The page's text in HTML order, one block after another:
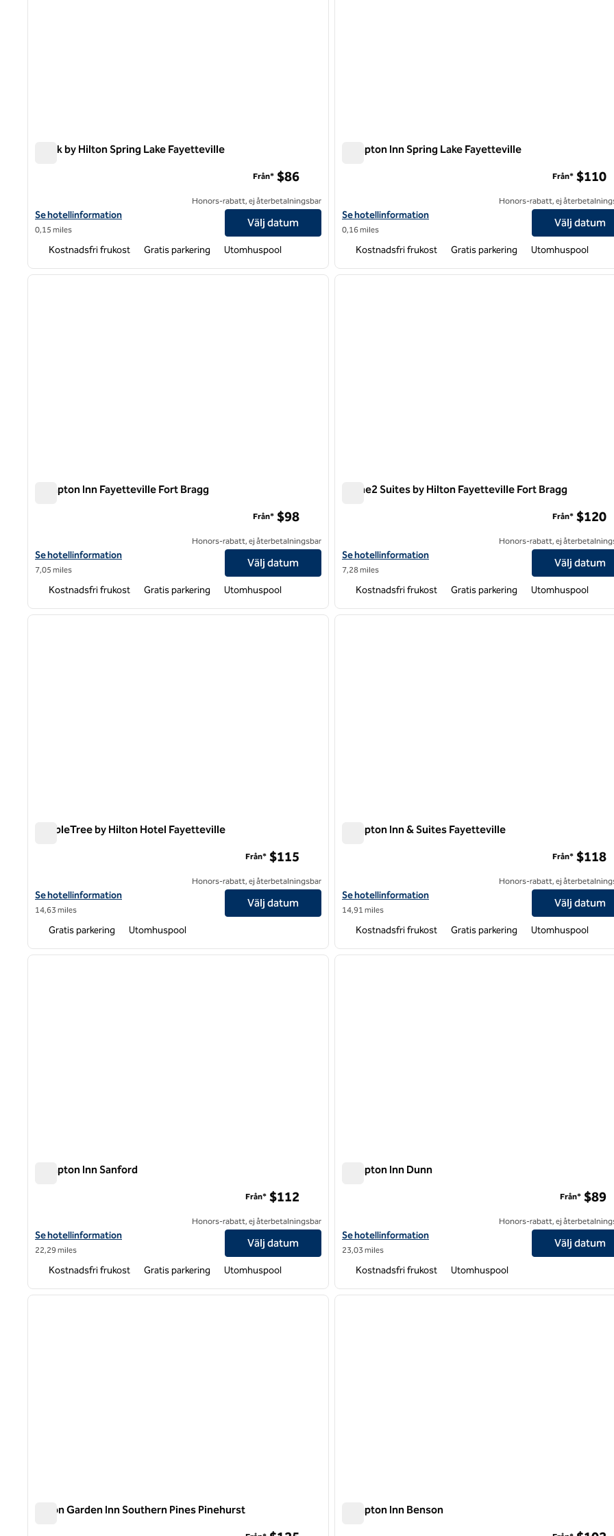
Spark by Hilton Spring Lake Fayetteville
Visa hotelluppgifter för Spark by Hilton Spring Lake Fayetteville
Se hotellinformation
0,15 miles
Från* $86
Honors-rabatt, ej återbetalningsbar
Välj datum
Kostnadsfri frukost Gratis parkering Utomhuspool
Hampton Inn Spring Lake Fayetteville
Visa hotelldetaljer för Hampton Inn Spring Lake Fayetteville
Se hotellinformation
0,16 miles
Från* $110
Honors-rabatt, ej
Välj datum
Kostnadsfri frukost Gratis parkering Utomhuspool
1 av 12
nästa bild
Hampton Inn Fayetteville Fort Bragg
Visa hotelldetaljer för Hampton Inn Fayetteville Fort Bragg
Se hotellinformation
7,05 miles
Från* $98
Honors-rabatt, ej återbetalningsbar
Välj datum
Kostnadsfri frukost Gratis parkering Utomhuspool
1 av 12
Home2 Suites by Hilton Fayetteville Fort Bragg
Visa hotelluppgifter för Home2 Suites by Hilton Fayetteville Fort
Se hotellinformation
7,28 miles
Från* $120
Honors-rabatt, ej
Välj datum
Kostnadsfri frukost Gratis parkering Utomhuspool
1 av 12
nästa bild
DoubleTree by Hilton Hotel Fayetteville
Visa hotelluppgifter för DoubleTree by Hilton Hotel Fayetteville
Se hotellinformation
14,63 miles
Från* $115
Honors-rabatt, ej återbetalningsbar
Välj datum
Gratis parkering Utomhuspool
1 av 12
Hampton Inn & Suites Fayetteville
Visa hotelluppgifter för Hampton Inn & Suites Fayetteville
Se hotellinformation
14,91 miles
Från* $118
Honors-rabatt, ej
Välj datum
Kostnadsfri frukost Gratis parkering Utomhuspool
1 av 12
nästa bild
Hampton Inn Sanford
Visa hotelluppgifter för Hampton Inn Sanford
Se hotellinformation
22,29 miles
Från* $112
Honors-rabatt, ej återbetalningsbar
Välj datum
Kostnadsfri frukost Gratis parkering Utomhuspool
1 av 12
Hampton Inn Dunn
Visa hotelldetaljer för Hampton Inn Dunn
Se hotellinformation
23,03 miles
Från* $89
Honors-rabatt, ej
Välj datum
Kostnadsfri frukost Utomhuspool
1 av 12
nästa bild
Hilton Garden Inn Southern Pines Pinehurst
1 av 12
Hampton Inn Benson